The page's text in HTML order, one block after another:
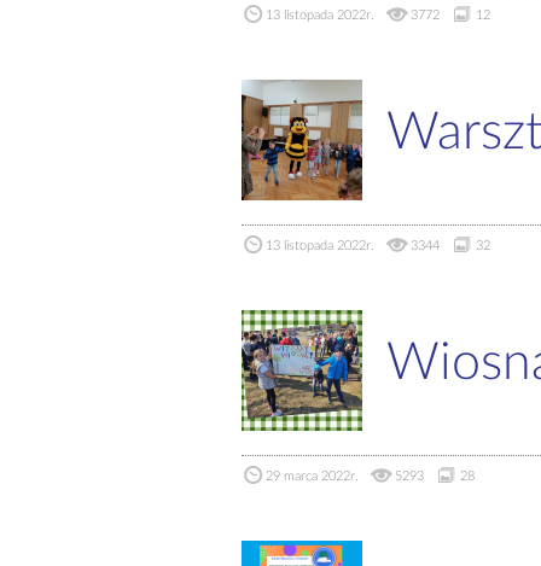
13 listopada 2022r. 3772 12
13 listopada 2022r. 3344 32
29 marca 2022r. 5293 28